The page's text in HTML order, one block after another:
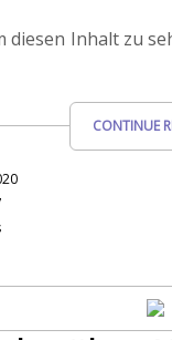
diesen Inhalt zu
CONTINUE